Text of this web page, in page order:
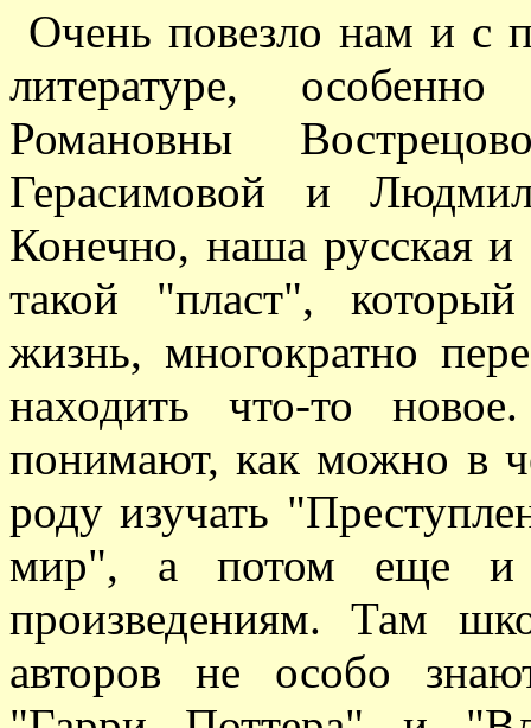
Очень повезло нам и с
литературе,
Романовны
Герасимовой и
Конечно, наша русская и
такой "пласт",
жизнь, многократно
находить что-то
понимают, как можно в
роду изучать
мир", а потом еще и
произведениям. Там
авторов не особо